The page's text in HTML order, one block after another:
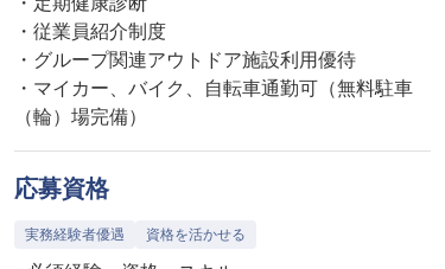
・従業員紹介制度
・グループ関連アウトドア施設利用優待
・マイカー、バイク、自転車通勤可（無料駐車
（輪）場完備）
応募資格
実務経験者優遇 資格を活かせる